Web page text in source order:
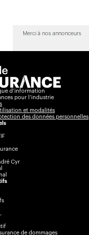
Merci à nos annonceurs
d’information
pour l’industrie
et modalités
des données personnelles
Cyr
de dommages